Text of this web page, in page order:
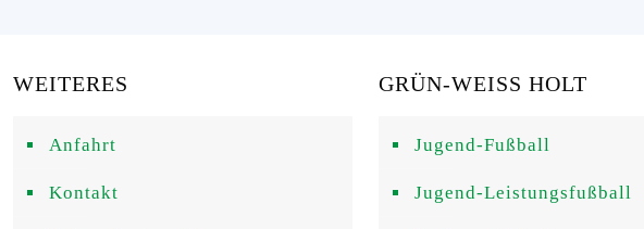
WEITERES
Anfahrt
Kontakt
GRÜN-WEISS HOLT
Jugend-Fußball
Jugend-Leistungsfußball